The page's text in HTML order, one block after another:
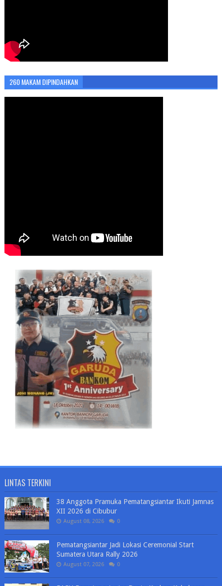
260 MAKAM DIPINDAHKAN
LINTAS TERKINI
38 Anggota Pramuka Pematangsiantar Ikuti Jamnas
XII 2026 di Cibubur
August 08, 2026 0
Pematangsiantar Jadi Lokasi Ceremonial Start
Sumatera Utara Rally 2026
August 07, 2026 0